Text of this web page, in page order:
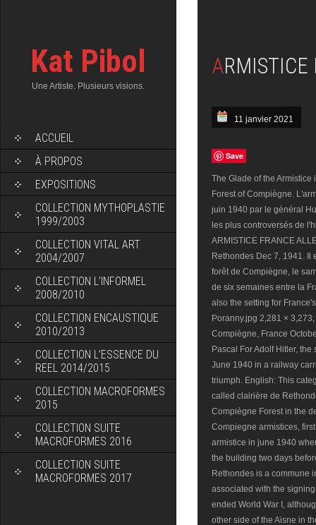
Kat Pibol
Une Artiste. Plusieurs visions.
ACCUEIL
À PROPOS
EXPOSITIONS
COLLECTION MYTHOPLASTIE
1999/2003
COLLECTION VITAL ART
2004/2007
COLLECTION L’INFORMEL
2008/2010
COLLECTION ENCAUSTIQUE
2010/2013
COLLECTION L’ESSENCE DU
REEL 2014/2015
COLLECTION MACROFORMES
2015
COLLECTION SUITE
MACROFORMES 2016
COLLECTION SUITE
MACROFORMES 2017
11 janvier 2021
Save
The Glade of the
Forest of Compiègne.
juin 1940 par le général
les plus controversés de
ARMISTICE FRANCE
Rethondes Dec 7, 1941.
forêt de Compiègne, le
de six semaines entre la
also the setting for
Poranny.jpg 2,281 ×
Compiègne, France
Pascal For Adolf Hitler,
June 1940 in a railway
triumph. English: This
called clairière de
Compiègne Forest in the
Compiegne armistices,
armistice in june 1940
the building two days
Rethondes is a commune
associated with the
ended World War I,
other side of the Aisne in